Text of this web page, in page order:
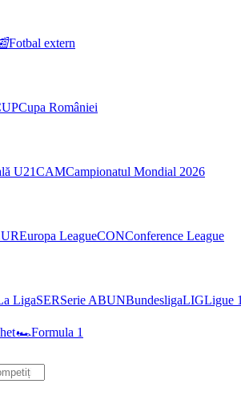
Fotbal extern
Cupa României
U21CAMCampionatul Mondial 2026
Europa LeagueCONConference League
LigaSERSerie ABUNBundesligaLIGLigue 1
🏎Formula 1